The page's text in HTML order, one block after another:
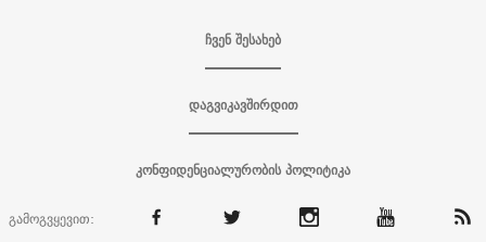
ჩვენ შესახებ
დაგვიკავშირდით
კონფიდენციალურობის პოლიტიკა
გამოგვყევით: